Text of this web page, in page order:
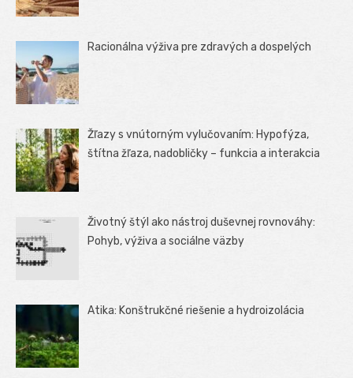
Racionálna výživa pre zdravých a dospelých
Žľazy s vnútorným vylučovaním: Hypofýza,
štítna žľaza, nadobličky – funkcia a interakcia
Životný štýl ako nástroj duševnej rovnováhy:
Pohyb, výživa a sociálne väzby
Atika: Konštrukčné riešenie a hydroizolácia